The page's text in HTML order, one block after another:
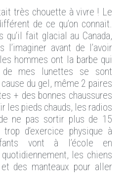
très chouette à vivre ! Le
de ce qu’on connait.
qu’il fait glacial au Canada,
avant de l’avoir
hommes ont la barbe qui
de mes lunettes se sont
du gel, même 2 paires
+ des bonnes chaussures
les pieds chauds, les radios
ne pas sortir plus de 15
d’exercice physique à
vont à l’école en
les chiens
des manteaux pour aller